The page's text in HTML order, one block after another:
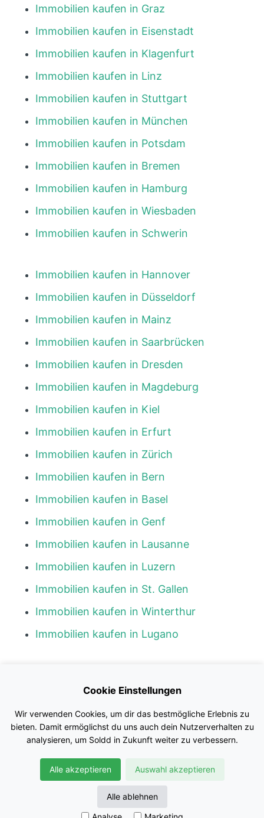
Immobilien kaufen in Graz
Immobilien kaufen in Eisenstadt
Immobilien kaufen in Klagenfurt
Immobilien kaufen in Linz
Immobilien kaufen in Stuttgart
Immobilien kaufen in München
Immobilien kaufen in Potsdam
Immobilien kaufen in Bremen
Immobilien kaufen in Hamburg
Immobilien kaufen in Wiesbaden
Immobilien kaufen in Schwerin
Immobilien kaufen in Hannover
Immobilien kaufen in Düsseldorf
Immobilien kaufen in Mainz
Immobilien kaufen in Saarbrücken
Immobilien kaufen in Dresden
Immobilien kaufen in Magdeburg
Immobilien kaufen in Kiel
Immobilien kaufen in Erfurt
Immobilien kaufen in Zürich
Immobilien kaufen in Bern
Immobilien kaufen in Basel
Immobilien kaufen in Genf
Immobilien kaufen in Lausanne
Immobilien kaufen in Luzern
Immobilien kaufen in St. Gallen
Immobilien kaufen in Winterthur
Immobilien kaufen in Lugano
Impressum
Nutzungsbedingungen
Datenschutz
© Soldd GmbH
Cookie Einstellungen
Wir verwenden Cookies, um dir das bestmögliche Erlebnis zu
bieten. Damit ermöglichst du uns auch dein Nutzerverhalten zu
analysieren, um Soldd in Zukunft weiter zu verbessern.
Alle akzeptieren Auswahl akzeptieren
Alle ablehnen